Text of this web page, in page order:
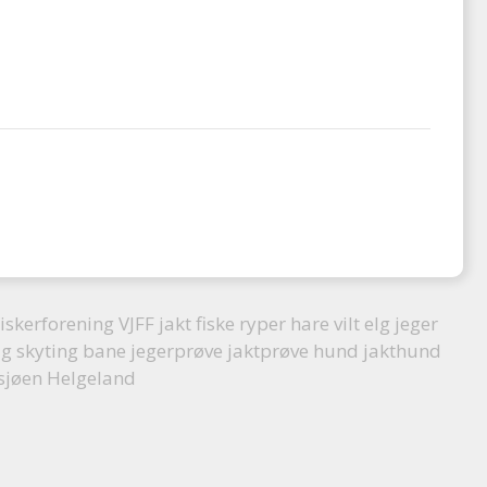
VJFF jakt fiske ryper hare vilt elg jeger
skyting bane jegerprøve jaktprøve hund jakthund
Helgeland